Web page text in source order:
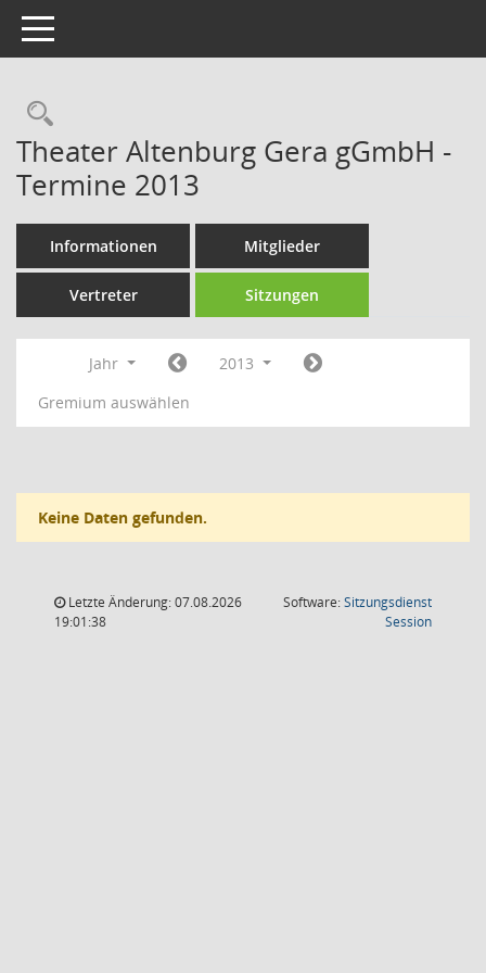
Toggle navigation
Rechercheauswahl
Theater Altenburg Gera gGmbH -
Termine 2013
Informationen Mitglieder
Vertreter Sitzungen
Jahr
2013
Gremium auswählen
Keine Daten gefunden.
Letzte Änderung: 07.08.2026
19:01:38
Software:Sitzungsdienst
Session(Wird in